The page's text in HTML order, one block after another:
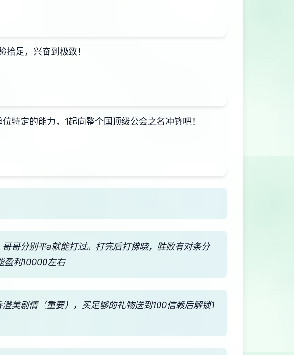
足，兴奋到极致！
特定的能力，1起向整个国顶级公会之名冲锋吧！
哥分别平a就能打过。打完后打拂晓，胜败有对条分
盈利10000左右
美剧情（重要），买足够的礼物送到100信赖后解锁1